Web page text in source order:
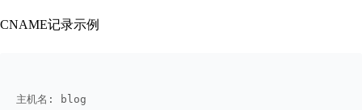
CNAME记录示例
主机名: blog